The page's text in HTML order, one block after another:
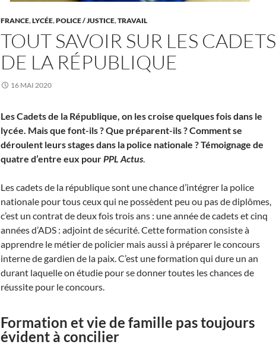
FRANCE,LYCÉE,POLICE / JUSTICE,TRAVAIL
TOUT SAVOIR SUR LES CADETS
DE LA RÉPUBLIQUE
16 MAI 2020
Les Cadets de la République, on les croise quelques fois dans le
lycée. Mais que font-ils ? Que préparent-ils ? Comment se
déroulent leurs stages dans la police nationale ? Témoignage de
quatre d’entre eux pourPPL Actus.
Les cadets de la république sont une chance d’intégrer la police
nationale pour tous ceux qui ne possèdent peu ou pas de diplômes,
c’est un contrat de deux fois trois ans : une année de cadets et cinq
années d’ADS : adjoint de sécurité. Cette formation consiste à
apprendre le métier de policier mais aussi à préparer le concours
interne de gardien de la paix. C’est une formation qui dure un an
durant laquelle on étudie pour se donner toutes les chances de
réussite pour le concours.
Formation et vie de famille pas toujours
évident à concilier